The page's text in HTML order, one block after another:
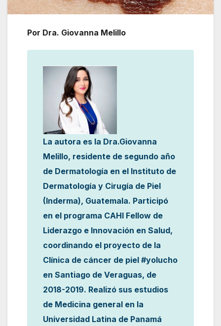
Por Dra. Giovanna Melillo
La autora es la Dra.Giovanna
Melillo, residente de segundo año
de Dermatología en el Instituto de
Dermatología y Cirugía de Piel
(Inderma), Guatemala. Participó
en el programa CAHI Fellow de
Liderazgo e Innovación en Salud,
coordinando el proyecto de la
Clínica de cáncer de piel #yolucho
en Santiago de Veraguas, de
2018-2019. Realizó sus estudios
de Medicina general en la
Universidad Latina de Panamá